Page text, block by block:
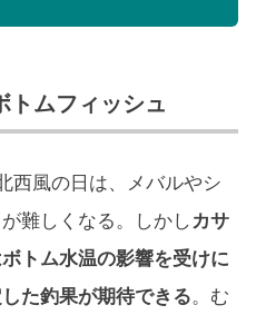
トムフィッシュ
西風の日は、メバルやシ
難しくなる。しかし カサ
トム水温の影響を受けに
た釣果が期待できる。む